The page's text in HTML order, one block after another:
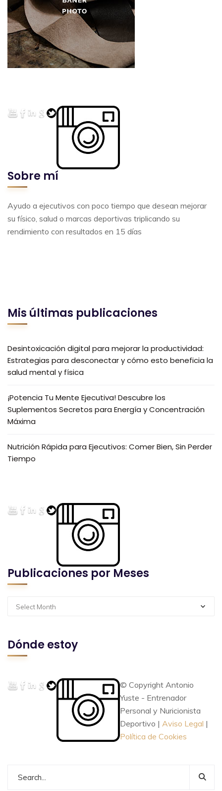
Sobre mí
Ayudo a ejecutivos con poco tiempo que desean mejorar
su físico, salud o marcas deportivas triplicando su
rendimiento con resultados en 15 días
Mis últimas publicaciones
Desintoxicación digital para mejorar la productividad:
Estrategias para desconectar y cómo esto beneficia la
salud mental y física
¡Potencia Tu Mente Ejecutiva! Descubre los
Suplementos Secretos para Energía y Concentración
Máxima
Nutrición Rápida para Ejecutivos: Comer Bien, Sin Perder
Tiempo
Publicaciones por Meses
Select Month
Dónde estoy
© Copyright Antonio
Yuste - Entrenador
Personal y Nuricionista
Deportivo | Aviso Legal |
Política de Cookies